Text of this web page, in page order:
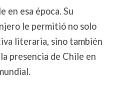
en esa época. Su
le permitió no solo
literaria, sino también
presencia de Chile en